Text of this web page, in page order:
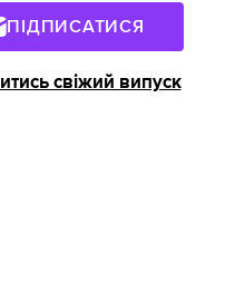
ПІДПИСАТИСЯ
свіжий випуск